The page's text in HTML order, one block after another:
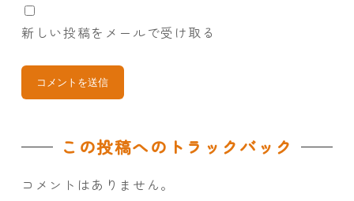
新しい投稿をメールで受け取る
この投稿へのトラックバック
コメントはありません。